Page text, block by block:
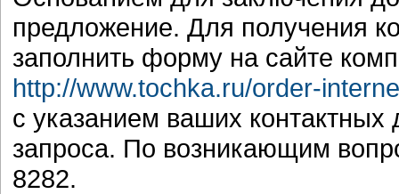
предложение. Для получения
заполнить форму на сайте
http://www.tochka.ru/order-
с указанием ваших
запроса. По возникающим
8282.